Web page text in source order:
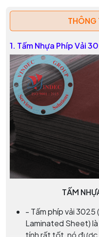
THÔNG
1. Tấm Nhựa Phíp Vải
TẤM
- Tấm phíp vải
Laminated Sheet)
tính rất tốt, nó được